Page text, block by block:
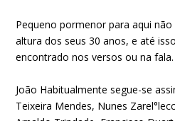
Pequeno pormenor para aqui
altura dos seus 30 anos, e até
encontrado nos versos ou na fala.
João Habitualmente segue-se
Teixeira Mendes, Nunes